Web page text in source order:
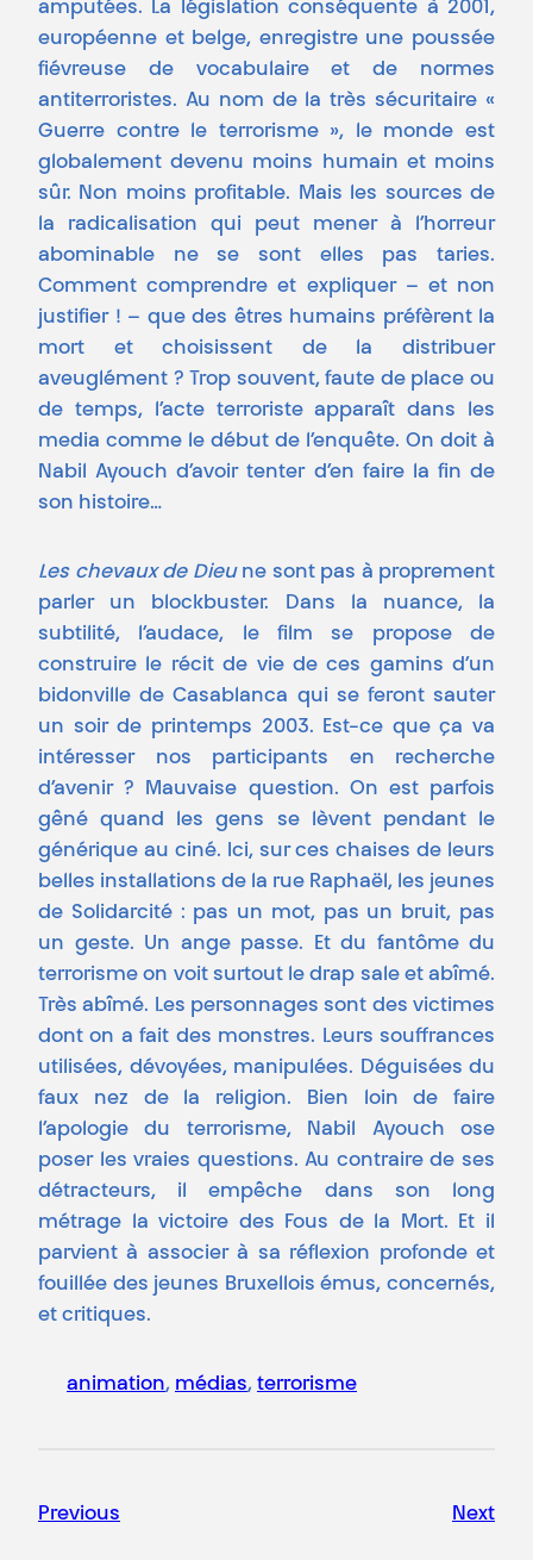
amputées. La législation conséquente à 2001,
européenne et belge, enregistre une poussée
fiévreuse de vocabulaire et de normes
antiterroristes. Au nom de la très sécuritaire «
Guerre contre le terrorisme », le monde est
globalement devenu moins humain et moins
sûr. Non moins profitable. Mais les sources de
la radicalisation qui peut mener à l’horreur
abominable ne se sont elles pas taries.
Comment comprendre et expliquer – et non
justifier ! – que des êtres humains préfèrent la
mort et choisissent de la distribuer
aveuglément ? Trop souvent, faute de place ou
de temps, l’acte terroriste apparaît dans les
media comme le début de l’enquête. On doit à
Nabil Ayouch d’avoir tenter d’en faire la fin de
son histoire…
Les chevaux de Dieune sont pas à proprement
parler un blockbuster. Dans la nuance, la
subtilité, l’audace, le film se propose de
construire le récit de vie de ces gamins d’un
bidonville de Casablanca qui se feront sauter
un soir de printemps 2003. Est-ce que ça va
intéresser nos participants en recherche
d’avenir ? Mauvaise question. On est parfois
gêné quand les gens se lèvent pendant le
générique au ciné. Ici, sur ces chaises de leurs
belles installations de la rue Raphaël, les jeunes
de Solidarcité : pas un mot, pas un bruit, pas
un geste. Un ange passe. Et du fantôme du
terrorisme on voit surtout le drap sale et abîmé.
Très abîmé. Les personnages sont des victimes
dont on a fait des monstres. Leurs souffrances
utilisées, dévoyées, manipulées. Déguisées du
faux nez de la religion. Bien loin de faire
l’apologie du terrorisme, Nabil Ayouch ose
poser les vraies questions. Au contraire de ses
détracteurs, il empêche dans son long
métrage la victoire des Fous de la Mort. Et il
parvient à associer à sa réflexion profonde et
fouillée des jeunes Bruxellois émus, concernés,
et critiques.
animation, médias, terrorisme
Previous Next